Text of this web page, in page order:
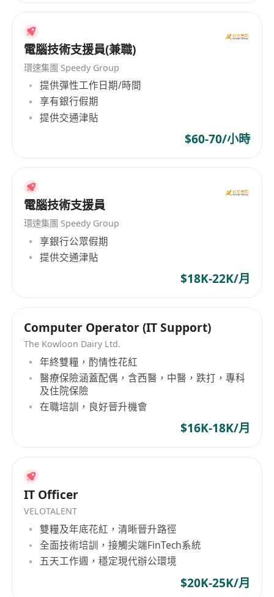
電腦技術支援員(兼職)
環速集團 Speedy Group
提供彈性工作日期/時間
享有銀行假期
提供交通津貼
$60-70/小時
電腦技術支援員
環速集團 Speedy Group
享銀行公眾假期
提供交通津貼
$18K-22K/月
Computer Operator (IT Support)
The Kowloon Dairy Ltd.
年終雙糧，酌情性花紅
醫療保險涵蓋配偶，含西醫，中醫，跌打，專科
及住院保險
在職培訓，良好晉升機會
$16K-18K/月
IT Officer
VELOTALENT
雙糧及年底花紅，清晰晉升路徑
全面技術培訓，接觸尖端FinTech系統
五天工作週，穩定現代辦公環境
$20K-25K/月